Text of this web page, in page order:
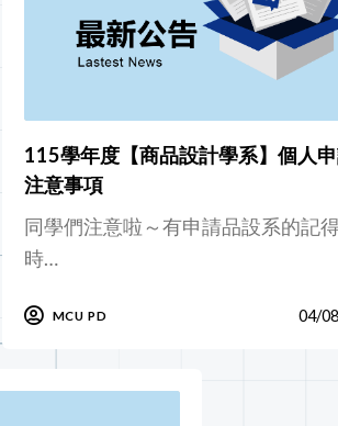
115學年度【商品設計學系】個人
注意事項
同學們注意啦～有申請品設系的記
時…
MCU PD 04/